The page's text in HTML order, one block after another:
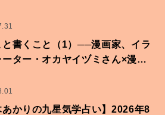
と書くこと（1）──漫画家、イラ
ーター・オカヤイヅミさん×漫画
あかりの九星気学占い】2026年8